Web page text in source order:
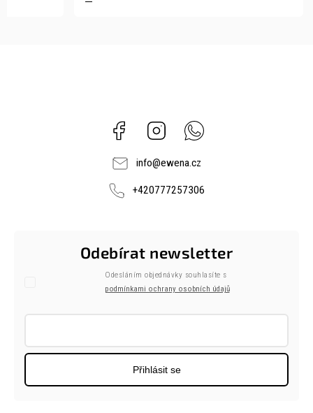
Facebook Instagram
info@ewena.cz
+420777257306
Odebírat newsletter
Odesláním objednávky souhlasíte s
podmínkami ochrany osobních údajů
Přihlásit se